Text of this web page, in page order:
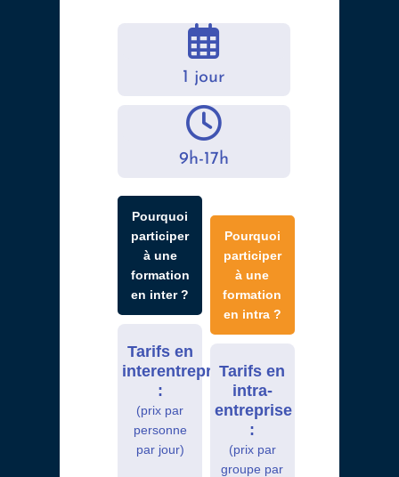
1 jour
9h-17h
Pourquoi
participer
à une
formation
en inter ?
Tarifs en
interentreprises
:
(prix par
personne
par jour)
Pourquoi
participer
à une
formation
en intra ?
Tarifs en
intra-
entreprise
:
(prix par
groupe par